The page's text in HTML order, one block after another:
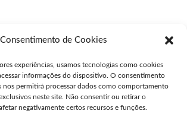
Consentimento de Cookies
experiências, usamos tecnologias como cookies
informações do dispositivo. O consentimento
nos permitirá processar dados como comportamento
neste site. Não consentir ou retirar o
negativamente certos recursos e funções.